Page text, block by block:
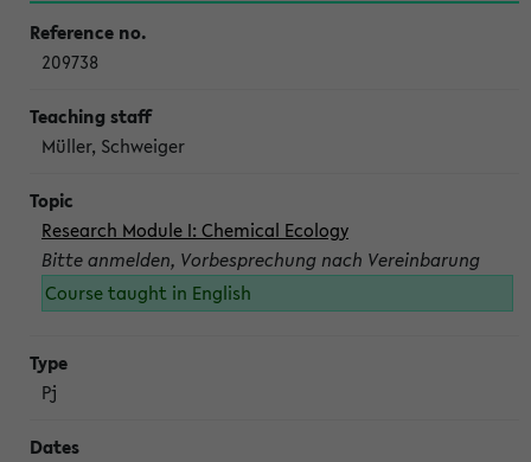
209738
Müller, Schweiger
Research Module I: Chemical Ecology
Bitte anmelden, Vorbesprechung nach Vereinbarung
Course taught in English
Pj